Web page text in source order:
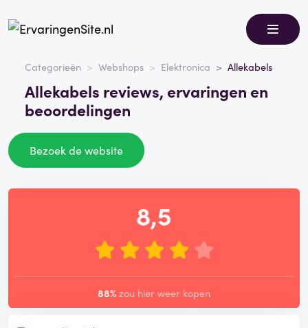
Categorieën Webshops Elektronica Allekabels
Allekabels reviews, ervaringen en
beoordelingen
Bezoek de website
8,5
88% zou hier weer kopen